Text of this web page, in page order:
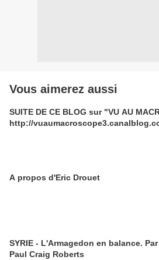
Vous aimerez aussi
SUITE DE CE BLOG sur "VU AU
http://
A propos d'Eric Drouet
SYRIE - L'Armagedon en balance. Par
Paul Craig Roberts